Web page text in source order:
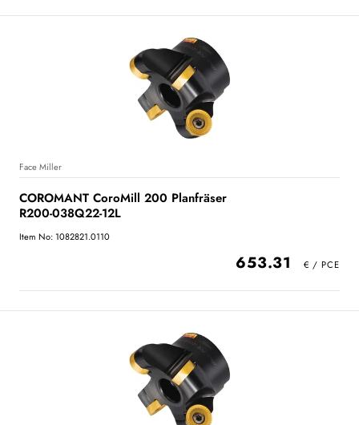
Face Miller
COROMANT CoroMill 200 Planfräser
R200-038Q22-12L
Item No: 1082821.0110
653.31